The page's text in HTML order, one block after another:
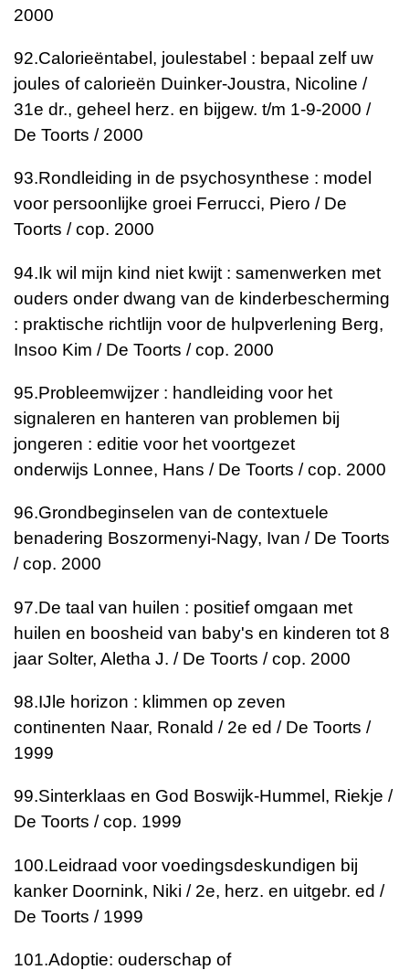
2000
92.Calorieëntabel, joulestabel : bepaal zelf uw
joules of calorieën Duinker-Joustra, Nicoline /
31e dr., geheel herz. en bijgew. t/m 1-9-2000 /
De Toorts / 2000
93.Rondleiding in de psychosynthese : model
voor persoonlijke groei Ferrucci, Piero / De
Toorts / cop. 2000
94.Ik wil mijn kind niet kwijt : samenwerken met
ouders onder dwang van de kinderbescherming
: praktische richtlijn voor de hulpverlening Berg,
Insoo Kim / De Toorts / cop. 2000
95.Probleemwijzer : handleiding voor het
signaleren en hanteren van problemen bij
jongeren : editie voor het voortgezet
onderwijs Lonnee, Hans / De Toorts / cop. 2000
96.Grondbeginselen van de contextuele
benadering Boszormenyi-Nagy, Ivan / De Toorts
/ cop. 2000
97.De taal van huilen : positief omgaan met
huilen en boosheid van baby's en kinderen tot 8
jaar Solter, Aletha J. / De Toorts / cop. 2000
98.IJle horizon : klimmen op zeven
continenten Naar, Ronald / 2e ed / De Toorts /
1999
99.Sinterklaas en God Boswijk-Hummel, Riekje /
De Toorts / cop. 1999
100.Leidraad voor voedingsdeskundigen bij
kanker Doornink, Niki / 2e, herz. en uitgebr. ed /
De Toorts / 1999
101.Adoptie: ouderschap of